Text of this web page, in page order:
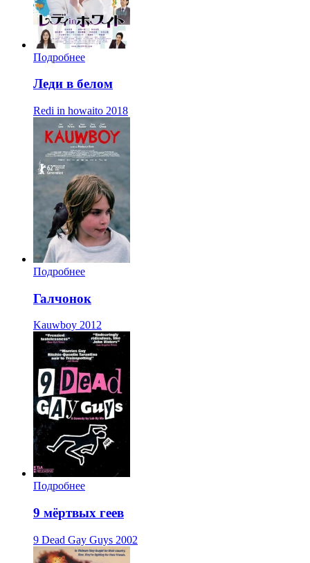
Подробнее
Леди в белом
Redi in howaito 2018
Подробнее
Галчонок
Kauwboy 2012
Подробнее
9 мёртвых геев
9 Dead Gay Guys 2002